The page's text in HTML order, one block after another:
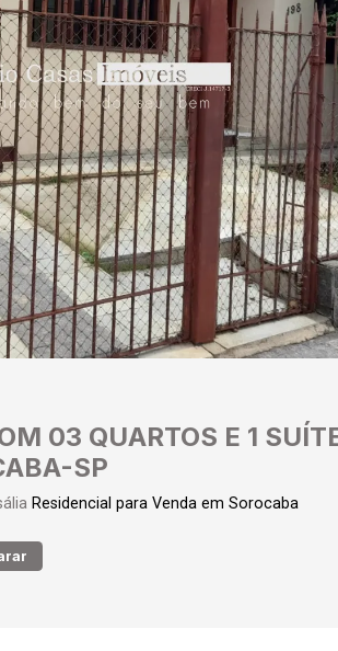
03 QUARTOS E 1
SP
Residencial para Venda em Sorocaba